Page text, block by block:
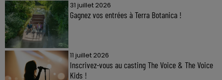
31 juillet 2026
Gagnez vos entrées à Terra Botanica !
11 juillet 2026
Inscrivez-vous au casting The Voice & The Voice
Kids !